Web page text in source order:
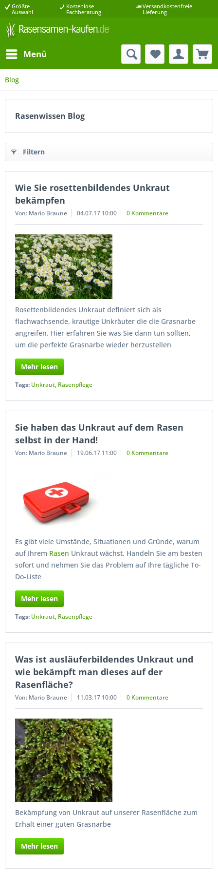
Größte
Auswahl
Kostenlose
Fachberatung
Versandkostenfreie
Lieferung
Menü
Blog
Rasenwissen Blog
Filtern
Wie Sie rosettenbildendes Unkraut
bekämpfen
Von: Mario Braune 04.07.17 10:00 0 Kommentare
Rosettenbildendes Unkraut definiert sich als
flachwachsende, krautige Unkräuter die die Grasnarbe
angreifen. Hier erfahren Sie was Sie dann tun sollten,
um die perfekte Grasnarbe wieder herzustellen
Mehr lesen
Tags: Unkraut, Rasenpflege
Sie haben das Unkraut auf dem Rasen
selbst in der Hand!
Von: Mario Braune 19.06.17 11:00 0 Kommentare
Es gibt viele Umstände, Situationen und Gründe, warum
auf Ihrem Rasen Unkraut wächst. Handeln Sie am besten
sofort und nehmen Sie das Problem auf Ihre tägliche To-
Do-Liste
Mehr lesen
Tags: Unkraut, Rasenpflege
Was ist ausläuferbildendes Unkraut und
wie bekämpft man dieses auf der
Rasenfläche?
Von: Mario Braune 11.03.17 10:00 0 Kommentare
Bekämpfung von Unkraut auf unserer Rasenfläche zum
Erhalt einer guten Grasnarbe
Mehr lesen